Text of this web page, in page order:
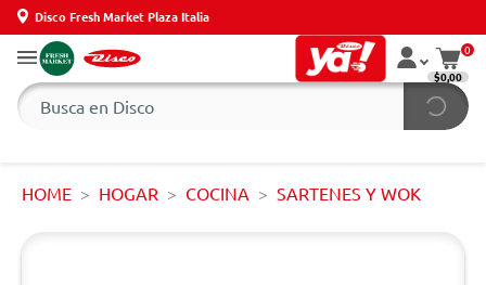
Disco Fresh Market Plaza Italia
0
$0,00
HOME HOGAR COCINA SARTENES Y WOK